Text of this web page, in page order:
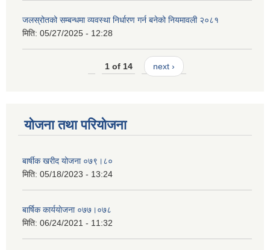
जलस्रोतको सम्बन्धमा व्यवस्था निर्धारण गर्न बनेको नियमावली २०८१
मिति: 05/27/2025 - 12:28
1 of 14 next ›
योजना तथा परियोजना
बार्षीक खरीद योजना ०७९।८०
मिति: 05/18/2023 - 13:24
बार्षिक कार्ययाेजना ०७७।०७८
मिति: 06/24/2021 - 11:32